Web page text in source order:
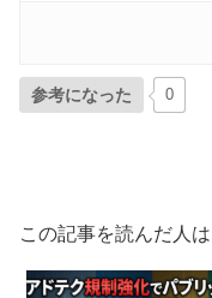
参考になった 0
この記事を読んだ人